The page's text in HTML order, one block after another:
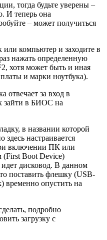
тогда будьте уверены –
И теперь она
– может получиться
или компьютер и заходите в
нажать определенную
хотя может быть и иная
и марки ноутбука).
отвечает за вход в
зайти в БИОС на
в названии которой
настраивается
включении ПК или
Boot Device)
идет дисковод. В данном
поставить флешку (USB-
временно опустить на
подробно
загрузку с